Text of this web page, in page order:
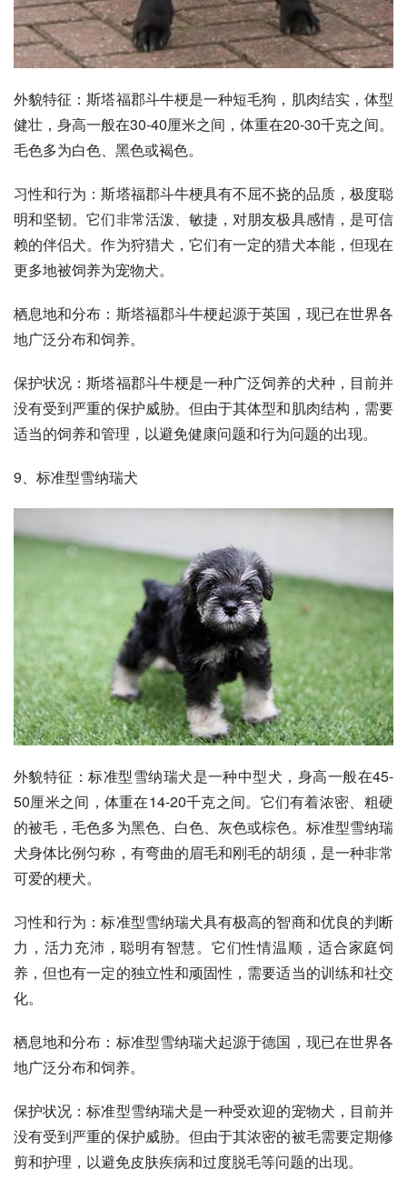
外貌特征：斯塔福郡斗牛梗是一种短毛狗，肌肉结实，体型
健壮，身高一般在30-40厘米之间，体重在20-30千克之间。
毛色多为白色、黑色或褐色。
习性和行为：斯塔福郡斗牛梗具有不屈不挠的品质，极度聪
明和坚韧。它们非常活泼、敏捷，对朋友极具感情，是可信
赖的伴侣犬。作为狩猎犬，它们有一定的猎犬本能，但现在
更多地被饲养为宠物犬。
栖息地和分布：斯塔福郡斗牛梗起源于英国，现已在世界各
地广泛分布和饲养。
保护状况：斯塔福郡斗牛梗是一种广泛饲养的犬种，目前并
没有受到严重的保护威胁。但由于其体型和肌肉结构，需要
适当的饲养和管理，以避免健康问题和行为问题的出现。
9、标准型雪纳瑞犬
外貌特征：标准型雪纳瑞犬是一种中型犬，身高一般在45-
50厘米之间，体重在14-20千克之间。它们有着浓密、粗硬
的被毛，毛色多为黑色、白色、灰色或棕色。标准型雪纳瑞
犬身体比例匀称，有弯曲的眉毛和刚毛的胡须，是一种非常
可爱的梗犬。
习性和行为：标准型雪纳瑞犬具有极高的智商和优良的判断
力，活力充沛，聪明有智慧。它们性情温顺，适合家庭饲
养，但也有一定的独立性和顽固性，需要适当的训练和社交
化。
栖息地和分布：标准型雪纳瑞犬起源于德国，现已在世界各
地广泛分布和饲养。
保护状况：标准型雪纳瑞犬是一种受欢迎的宠物犬，目前并
没有受到严重的保护威胁。但由于其浓密的被毛需要定期修
剪和护理，以避免皮肤疾病和过度脱毛等问题的出现。